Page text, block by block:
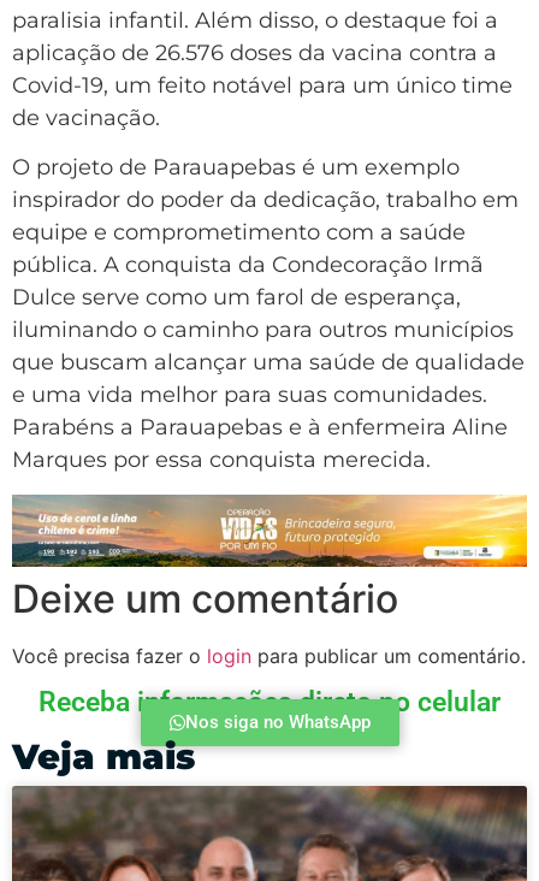
paralisia infantil. Além disso, o destaque foi a
aplicação de 26.576 doses da vacina contra a
Covid-19, um feito notável para um único time
de vacinação.
O projeto de Parauapebas é um exemplo
inspirador do poder da dedicação, trabalho em
equipe e comprometimento com a saúde
pública. A conquista da Condecoração Irmã
Dulce serve como um farol de esperança,
iluminando o caminho para outros municípios
que buscam alcançar uma saúde de qualidade
e uma vida melhor para suas comunidades.
Parabéns a Parauapebas e à enfermeira Aline
Marques por essa conquista merecida.
Deixe um comentário
Você precisa fazer o login para publicar um comentário.
Receba informações direto no celular
Nos siga no WhatsApp
Veja mais